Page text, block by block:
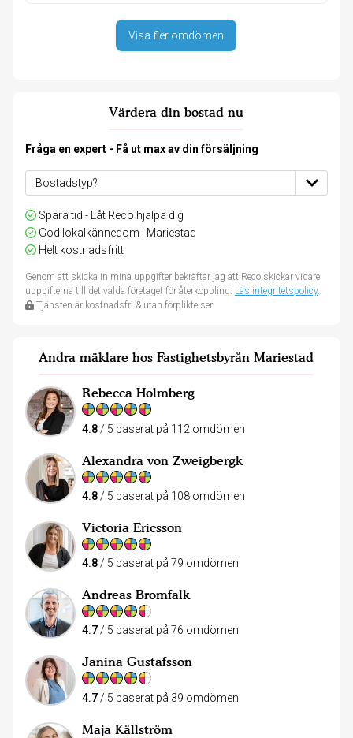
Visa fler omdömen
Värdera din bostad nu
Fråga en expert - Få ut max av din försäljning
Spara tid - Låt Reco hjälpa dig
God lokalkännedom i Mariestad
Helt kostnadsfritt
Genom att skicka in mina uppgifter bekräftar jag att Reco skickar vidare
uppgifterna till det valda företaget för återkoppling. Läs integritetspolicy.
Tjänsten är kostnadsfri & utan förpliktelser!
Andra mäklare hos Fastighetsbyrån Mariestad
Rebecca Holmberg
4.8 / 5 baserat på 112 omdömen
Alexandra von Zweigbergk
4.8 / 5 baserat på 108 omdömen
Victoria Ericsson
4.8/ 5 baserat på 79 omdömen
Andreas Bromfalk
4.7/ 5 baserat på 76 omdömen
Janina Gustafsson
4.7 / 5 baserat på 39 omdömen
Maja Källström